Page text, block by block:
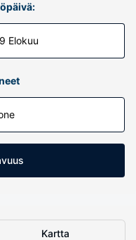
Elokuu
Kartta